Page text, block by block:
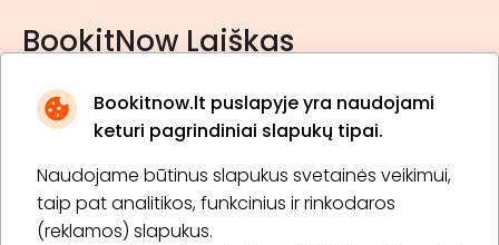
Bookitnow.lt puslapyje yra naudojami
keturi pagrindiniai slapukų tipai.
Naudojame būtinus slapukus svetainės veikimui,
taip pat analitikos, funkcinius ir rinkodaros
(reklamos) slapukus.
BookitNow Laiškas
* Susipažinau su privatumo politika